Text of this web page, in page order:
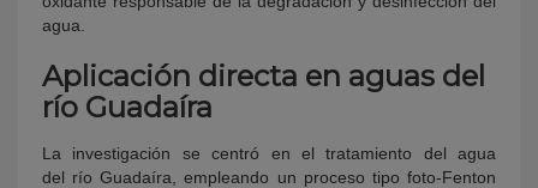
agua.
Aplicación directa en aguas del
río Guadaíra
La investigación se centró en el tratamiento del agua
del río Guadaíra, empleando un proceso tipo foto-Fenton